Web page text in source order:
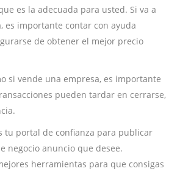
es la adecuada para usted. Si va a
es importante contar con ayuda
de obtener el mejor precio
si vende una empresa, es importante
pueden tardar en cerrarse,
tu portal de confianza para publicar
negocio anuncio que desee.
herramientas para que consigas